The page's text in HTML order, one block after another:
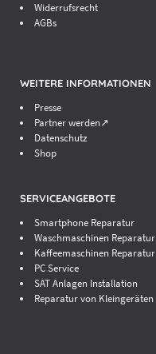
Widerrufsrecht
AGBs
WEITERE INFORMATIONEN
Presse
Partner werden↗
Datenschutz
Shop
SERVICEANGEBOTE
Smartphone Reparatur
Waschmaschinen Reparatur
Kaffeemaschinen Reparatur
PC Service
SAT Anlagen Installation
Reparatur von Kleingeräten